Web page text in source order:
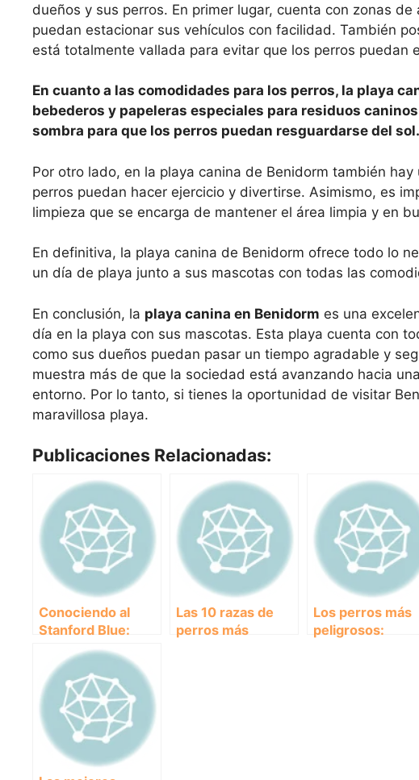
dueños y sus perros. En primer lugar, cuenta con zonas
puedan estacionar sus vehículos con facilidad. También
está totalmente vallada para evitar que los perros puedan
En cuanto a las comodidades para los perros, la playa
bebederos y papeleras especiales para residuos
sombra para que los perros puedan resguardarse del sol.
Por otro lado, en la playa canina de Benidorm también
perros puedan hacer ejercicio y divertirse. Asimismo, es
limpieza que se encarga de mantener el área limpia y en
En definitiva, la playa canina de Benidorm ofrece todo lo
un día de playa junto a sus mascotas con todas las
En conclusión, la playa canina en Benidorm es una
día en la playa con sus mascotas. Esta playa cuenta con
como sus dueños puedan pasar un tiempo agradable y
muestra más de que la sociedad está avanzando hacia
entorno. Por lo tanto, si tienes la oportunidad de visitar
maravillosa playa.
Publicaciones Relacionadas:
Conociendo al
Stanford Blue:
todo sobre esta
raza de perros
Las 10 razas de
perros más
Los perros más
peligrosos: